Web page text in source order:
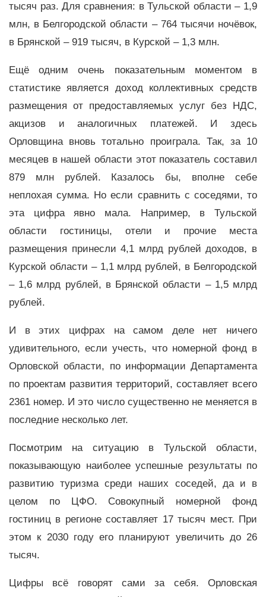
тысяч раз. Для сравнения: в Тульской области – 1,9
млн, в Белгородской области – 764 тысячи ночёвок,
в Брянской – 919 тысяч, в Курской – 1,3 млн.
Ещё одним очень показательным моментом в
статистике является доход коллективных средств
размещения от предоставляемых услуг без НДС,
акцизов и аналогичных платежей. И здесь
Орловщина вновь тотально проиграла. Так, за 10
месяцев в нашей области этот показатель составил
879 млн рублей. Казалось бы, вполне себе
неплохая сумма. Но если сравнить с соседями, то
эта цифра явно мала. Например, в Тульской
области гостиницы, отели и прочие места
размещения принесли 4,1 млрд рублей доходов, в
Курской области – 1,1 млрд рублей, в Белгородской
– 1,6 млрд рублей, в Брянской области – 1,5 млрд
рублей.
И в этих цифрах на самом деле нет ничего
удивительного, если учесть, что номерной фонд в
Орловской области, по информации Департамента
по проектам развития территорий, составляет всего
2361 номер. И это число существенно не меняется в
последние несколько лет.
Посмотрим на ситуацию в Тульской области,
показывающую наиболее успешные результаты по
развитию туризма среди наших соседей, да и в
целом по ЦФО. Совокупный номерной фонд
гостиниц в регионе составляет 17 тысяч мест. При
этом к 2030 году его планируют увеличить до 26
тысяч.
Цифры всё говорят сами за себя. Орловская